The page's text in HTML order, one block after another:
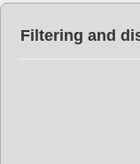
Filtering and